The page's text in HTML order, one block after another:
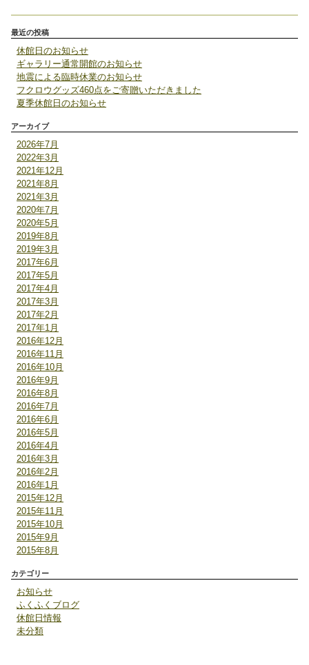
最近の投稿
休館日のお知らせ
ギャラリー通常開館のお知らせ
地震による臨時休業のお知らせ
フクロウグッズ460点をご寄贈いただきました
夏季休館日のお知らせ
アーカイブ
2026年7月
2022年3月
2021年12月
2021年8月
2021年3月
2020年7月
2020年5月
2019年8月
2019年3月
2017年6月
2017年5月
2017年4月
2017年3月
2017年2月
2017年1月
2016年12月
2016年11月
2016年10月
2016年9月
2016年8月
2016年7月
2016年6月
2016年5月
2016年4月
2016年3月
2016年2月
2016年1月
2015年12月
2015年11月
2015年10月
2015年9月
2015年8月
カテゴリー
お知らせ
ふくふくブログ
休館日情報
未分類